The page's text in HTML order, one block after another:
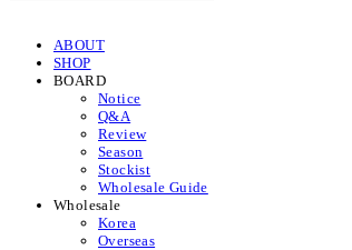
ABOUT
SHOP
BOARD
Notice
Q&A
Review
Season
Stockist
Wholesale Guide
Wholesale
Korea
Overseas